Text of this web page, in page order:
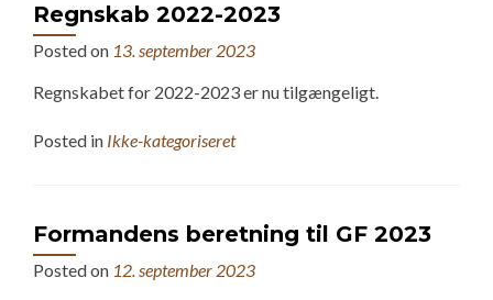
Regnskab 2022-2023
Posted on 13. september 2023
Regnskabet for 2022-2023 er nu tilgængeligt.
Posted in Ikke-kategoriseret
Formandens beretning til GF 2023
Posted on 12. september 2023